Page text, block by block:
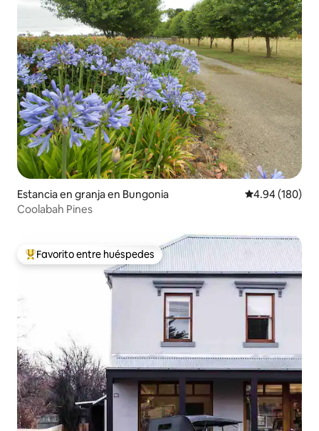
Estancia en granja en Bungonia Calificación
4.94 (180)
Coolabah Pines
De los mejores en Favorito entre huéspedes
Favorito entre huéspedes